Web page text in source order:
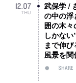
12.07
THU
武保学 /
の中の浮
囲の木
しかな
まで伸
風景を
SHARE